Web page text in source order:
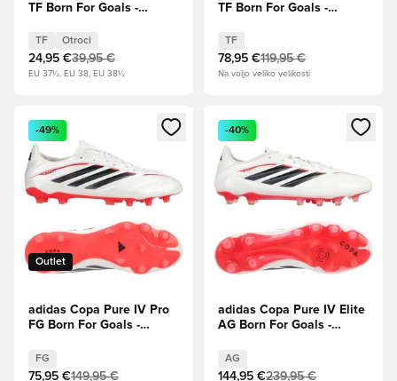
TF Born For Goals -
Metallic/Jedro
črna/Lucidno rdeča Otroci
TF Otroci
24,95 €39,95 €
EU 37½, EU 38, EU 38½
TF Born For Goals -
Metallic/Jedro
črna/Lucidno rdeča
TF
78,95 €119,95 €
Na voljo veliko velikosti
Odpre Modal za prijavo ali vpis kot član
Outlet
-49%
adidas Copa Pure IV Pro
FG Born For Goals -
Metallic/Jedro
črna/Lucidno rdeča
FG
75,95 €149,95 €
Odpre Modal za prijavo ali
-40%
adidas Copa Pure IV Elite
AG Born For Goals -
Metallic/Jedro
črna/Lucidno rdeča
AG
144,95 €239,95 €